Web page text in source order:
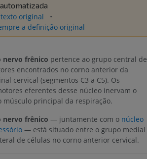
original
a definição original
nervo frênico pertence ao grupo central de
encontrados no corno anterior da
cervical (segmentos C3 a C5). Os
eferentes desse núcleo inervam o
músculo principal da respiração.
nervo frênico — juntamente com o núcleo
— está situado entre o grupo medial
de células no corno anterior cervical.